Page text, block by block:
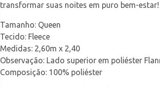
transformar suas noites em puro bem-estar!
Tamanho: Queen
Tecido: Fleece
Medidas: 2,60m x 2,40
Observação: Lado superior em poliéster
Composição: 100% poliéster